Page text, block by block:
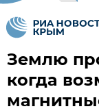
Землю
когда